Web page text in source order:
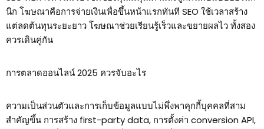
นิก โฆษณาคือการจ่ายเงินเพื่อขึ้นหน้าแรกทันที SEO ใช้เวลาสร้าง
แต่ลดต้นทุนระยะยาว โฆษณาช่วยเรียนรู้เร็วและขยายผลไว ทั้งสอง
ควรเดินคู่กัน
การตลาดออนไลน์ 2025 ควรจับอะไร
ความเป็นส่วนตัวและการเก็บข้อมูลแบบไม่พึ่งพาคุกกี้บุคคลที่สาม
สำคัญขึ้น การสร้าง first-party data, การตั้งค่า conversion API,